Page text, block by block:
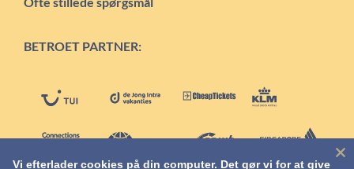
BETROET PARTNER:
Vi efterlader cookies på din computer. Det gør vi for at give